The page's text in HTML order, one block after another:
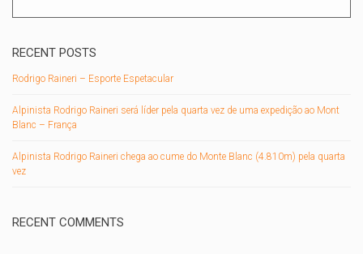
RECENT POSTS
Rodrigo Raineri – Esporte Espetacular
Alpinista Rodrigo Raineri será líder pela quarta vez de uma expedição ao Mont
Blanc – França
Alpinista Rodrigo Raineri chega ao cume do Monte Blanc (4.810m) pela quarta
vez
RECENT COMMENTS